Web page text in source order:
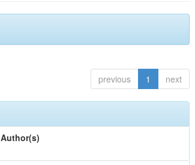
previous 1 next
Author(s)